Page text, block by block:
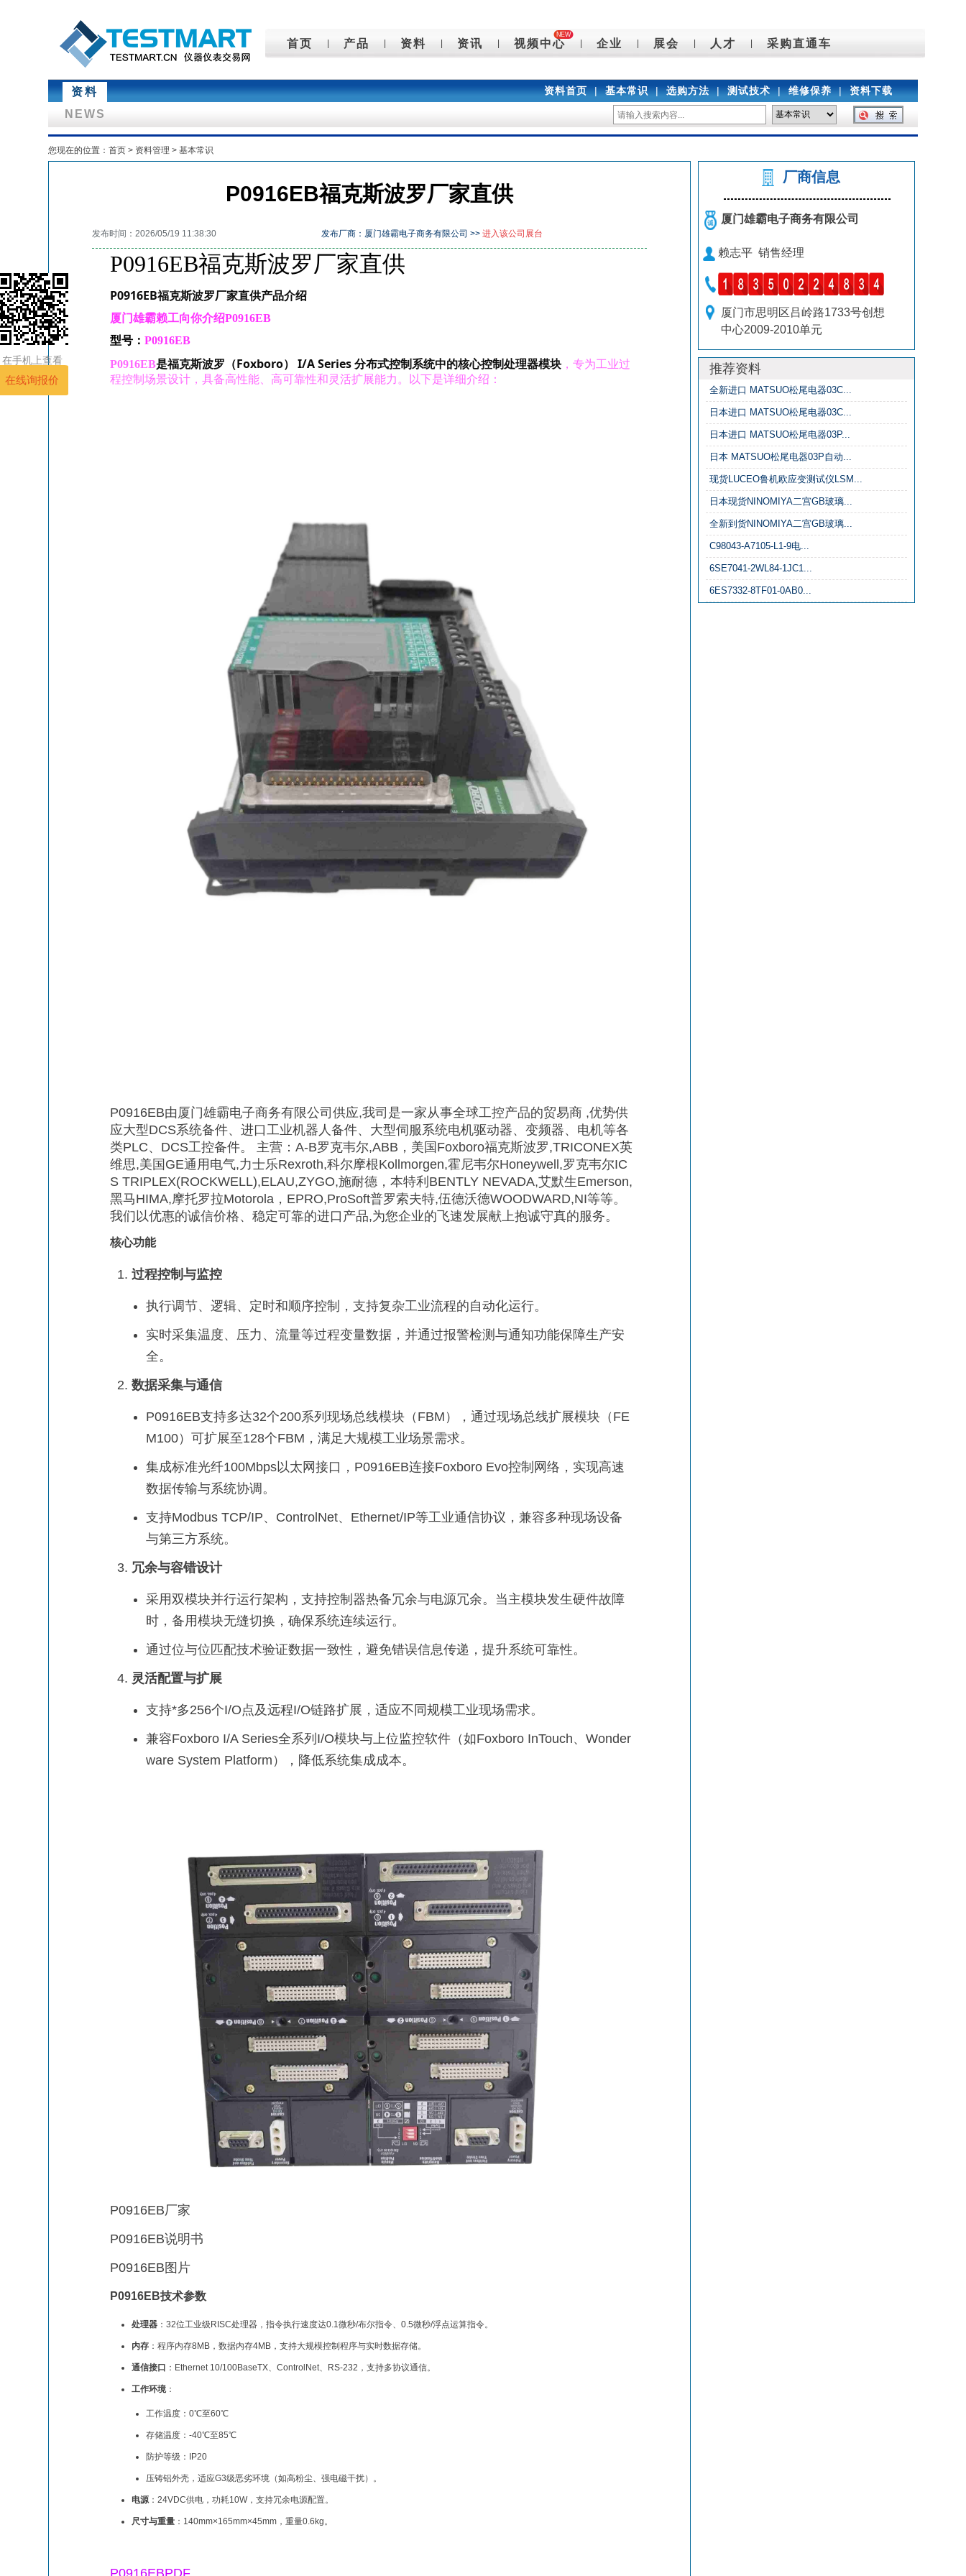
首页 产品 资料 资讯
NEW
视频中心 企业 展会 人才 采购直通车
资料 资料首页 | 基本常识 | 选购方法 | 测试技术 | 维修保养 | 资料下载
NEWS
您现在的位置： 首页 > 资料管理 > 基本常识
P0916EB福克斯波罗厂家直供
发布时间：2026/05/19 11:38:30 发布厂商：厦门雄霸电子商务有限公司 >> 进入该公司展台
P0916EB福克斯波罗厂家直供
P0916EB福克斯波罗厂家直供产品介绍
厦门雄霸赖工向你介绍P0916EB
型号： P0916EB
P0916EB是福克斯波罗（Foxboro） I/A Series 分布式控制系统中的核心控制处理器模块 ，专为工业过
程控制场景设计，具备高性能、高可靠性和灵活扩展能力。以下是详细介绍：
P0916EB由厦门雄霸电子商务有限公司供应,我司是一家从事全球工控产品的贸易商 ,优势供
应大型DCS系统备件、进口工业机器人备件、大型伺服系统电机驱动器、变频器、电机等各
类PLC、DCS工控备件。 主营：A-B罗克韦尔,ABB，美国Foxboro福克斯波罗,TRICONEX英
维思,美国GE通用电气,力士乐Rexroth,科尔摩根Kollmorgen,霍尼韦尔Honeywell,罗克韦尔IC
S TRIPLEX(ROCKWELL),ELAU,ZYGO,施耐德，本特利BENTLY NEVADA,艾默生Emerson,
黑马HIMA,摩托罗拉Motorola，EPRO,ProSoft普罗索夫特,伍德沃德WOODWARD,NI等等。
我们以优惠的诚信价格、稳定可靠的进口产品,为您企业的飞速发展献上抱诚守真的服务。
核心功能
过程控制与监控
执行调节、逻辑、定时和顺序控制，支持复杂工业流程的自动化运行。
实时采集温度、压力、流量等过程变量数据，并通过报警检测与通知功能保障生产安
全。
数据采集与通信
P0916EB支持多达32个200系列现场总线模块（FBM），通过现场总线扩展模块（FE
M100）可扩展至128个FBM，满足大规模工业场景需求。
集成标准光纤100Mbps以太网接口，P0916EB连接Foxboro Evo控制网络，实现高速
数据传输与系统协调。
支持Modbus TCP/IP、ControlNet、Ethernet/IP等工业通信协议，兼容多种现场设备
与第三方系统。
冗余与容错设计
采用双模块并行运行架构，支持控制器热备冗余与电源冗余。当主模块发生硬件故障
时，备用模块无缝切换，确保系统连续运行。
通过位与位匹配技术验证数据一致性，避免错误信息传递，提升系统可靠性。
灵活配置与扩展
支持*多256个I/O点及远程I/O链路扩展，适应不同规模工业现场需求。
兼容Foxboro I/A Series全系列I/O模块与上位监控软件（如Foxboro InTouch、Wonder
ware System Platform），降低系统集成成本。
P0916EB厂家
P0916EB说明书
P0916EB图片
P0916EB技术参数
处理器 ：32位工业级RISC处理器，指令执行速度达0.1微秒/布尔指令、0.5微秒/浮点运算指令。
内存 ：程序内存8MB，数据内存4MB，支持大规模控制程序与实时数据存储。
通信接口 ：Ethernet 10/100BaseTX、ControlNet、RS-232，支持多协议通信。
工作环境 ：
工作温度：0℃至60℃
存储温度：-40℃至85℃
防护等级：IP20
压铸铝外壳，适应G3级恶劣环境（如高粉尘、强电磁干扰）。
电源：24VDC供电，功耗10W，支持冗余电源配置。
尺寸与重量 ：140mm×165mm×45mm，重量0.6kg。
厂商信息
厦门雄霸电子商务有限公司
赖志平 销售经理
厦门市思明区吕岭路1733号创想
中心2009-2010单元
推荐资料
全新进口 MATSUO松尾电器03C...
日本进口 MATSUO松尾电器03C...
日本进口 MATSUO松尾电器03P...
日本 MATSUO松尾电器03P自动...
现货LUCEO鲁机欧应变测试仪LSM...
日本现货NINOMIYA二宫GB玻璃...
全新到货NINOMIYA二宫GB玻璃...
C98043-A7105-L1-9电...
6SE7041-2WL84-1JC1...
6ES7332-8TF01-0AB0...
在手机上查看